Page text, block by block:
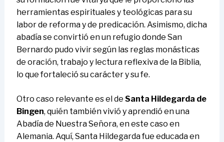
herramientas espirituales y teológicas para su
labor de reforma y de predicación. Asimismo, dicha
abadía se convirtió en un refugio donde San
Bernardo pudo vivir según las reglas monásticas
de oración, trabajo y lectura reflexiva de la Biblia,
lo que fortaleció su carácter y su fe.
Otro caso relevante es el de Santa Hildegarda de
Bingen, quién también vivió y aprendió en una
Abadía de Nuestra Señora, en este caso en
Alemania. Aquí, Santa Hildegarda fue educada en